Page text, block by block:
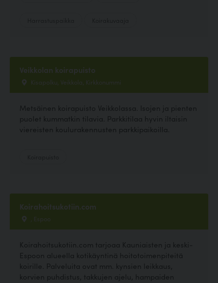
Veikkolan koirapuisto
Kisapolku, Veikkola, Kirkkonummi
Metsäinen koirapuisto Veikkolassa. Isojen ja pienten
puolet kummatkin tilavia. Parkkitilaa hyvin iltaisin
viereisten koulurakennusten parkkipaikoilla.
Koirahoitsukotiin.com
, Espoo
Koirahoitsukotiin.com tarjoaa Kauniaisten ja keski-
Espoon alueella kotikäyntinä hoitotoimenpiteitä
koirille. Palveluita ovat mm. kynsien leikkaus,
korvien puhdistus, takkujen ajelu, hampaiden